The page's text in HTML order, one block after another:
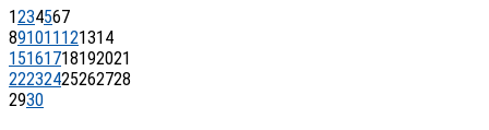
1234567
891011 121314
15161718192021
22232425262728
2930